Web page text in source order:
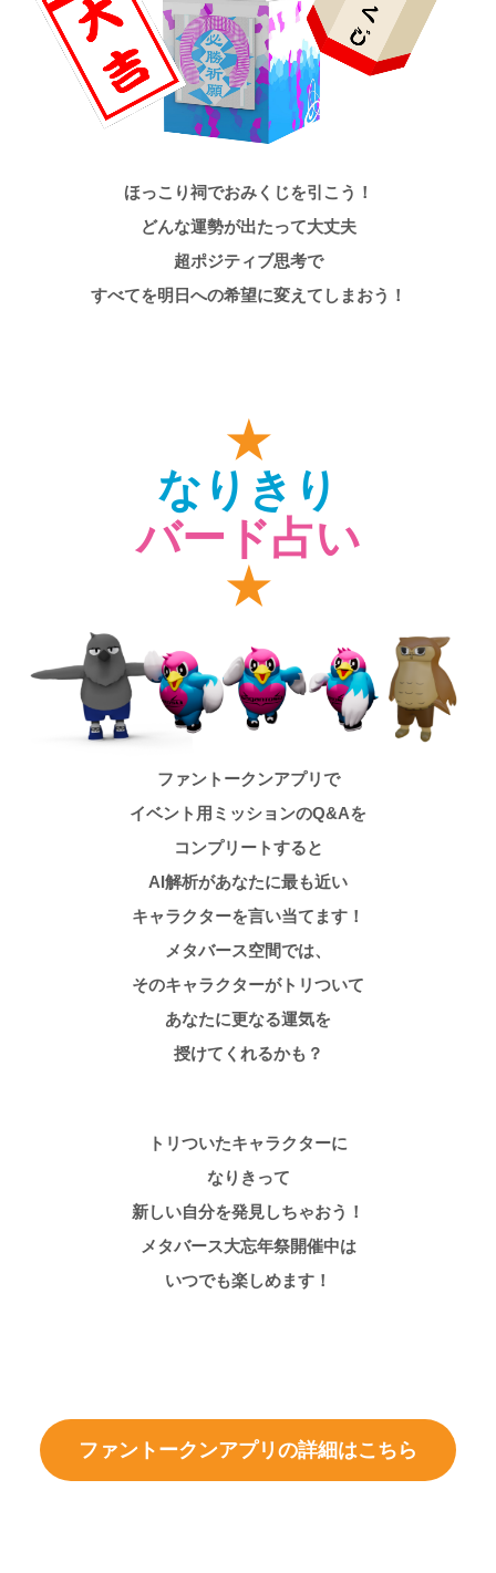
ほっこり祠でおみくじを引こう！
どんな運勢が出たって大丈夫
超ポジティブ思考で
すべてを明日への希望に変えてしまおう！
★
なりきり
バード占い
★
ファントークンアプリで
イベント用ミッションのQ&Aを
コンプリートすると
AI解析があなたに最も近い
キャラクターを言い当てます！
メタバース空間では、
そのキャラクターがトリついて
あなたに更なる運気を
授けてくれるかも？
トリついたキャラクターに
なりきって
新しい自分を発見しちゃおう！
メタバース大忘年祭開催中は
いつでも楽しめます！
ファントークンアプリの詳細はこちら